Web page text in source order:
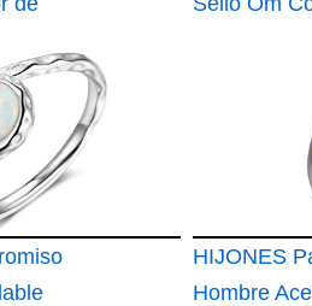
Para
Hombres
Esterlina
HIJONES
Hombre